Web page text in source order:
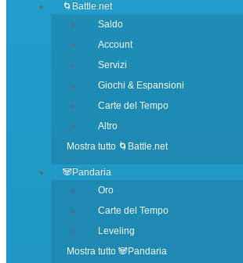
🌀Battle.net
Saldo
Account
Servizi
Giochi & Espansioni
Carte del Tempo
Altro
Mostra tutto 🌀Battle.net
🐼Pandaria
Oro
Carte del Tempo
Leveling
Mostra tutto 🐼Pandaria